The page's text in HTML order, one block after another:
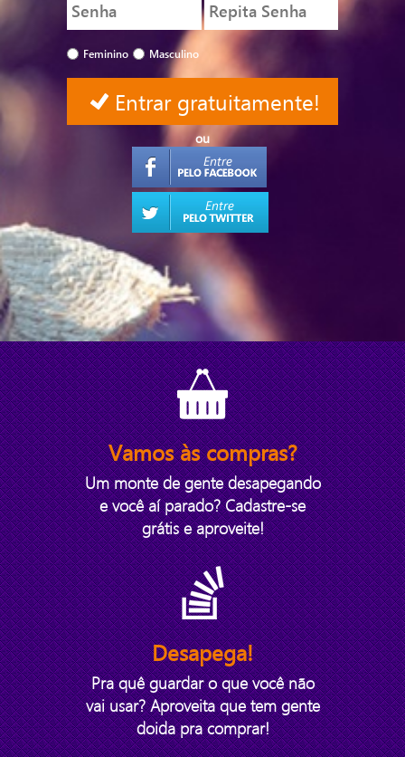
Feminino Masculino
ou
Vamos às compras?
Um monte de gente desapegando
e você aí parado? Cadastre-se
grátis e aproveite!
Desapega!
Pra quê guardar o que você não
vai usar? Aproveita que tem gente
doida pra comprar!